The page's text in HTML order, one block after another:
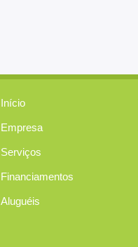
Início
Empresa
Serviços
Financiamentos
Aluguéis